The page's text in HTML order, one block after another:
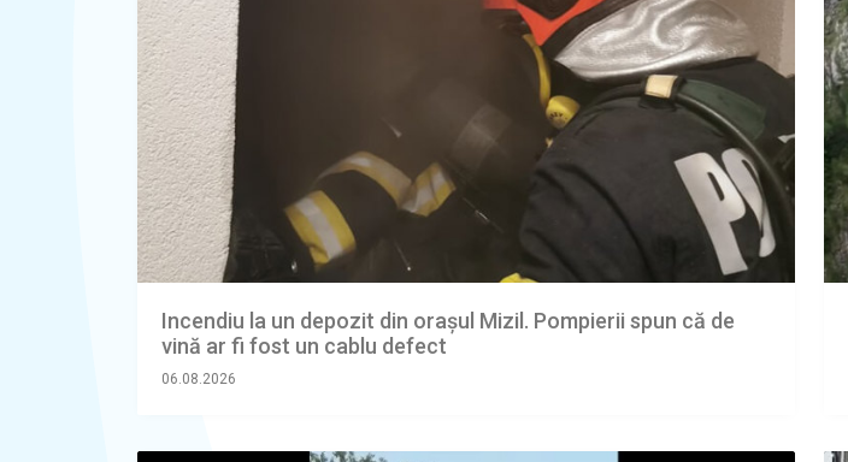
Incendiu la un depozit din orașul Mizil. Pompierii spun că de
vină ar fi fost un cablu defect
06.08.2026